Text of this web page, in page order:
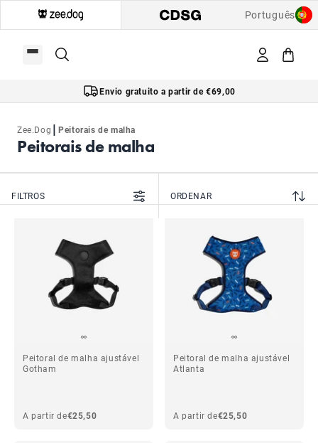
Envio gratuito a partir de €69,00
Português
Peitorais de malha
Zee.Dog |Peitorais de malha
FILTROS ORDENAR
Peitoral de malha ajustável
Gotham
A partir de€25,50
Peitoral de malha ajustável
Atlanta
A partir de€25,50